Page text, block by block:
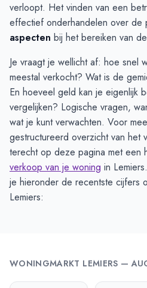
verloopt. Het vinden van een
effectief onderhandelen over de
aspecten bij het bereiken van
Je vraagt je wellicht af: hoe snel
meestal verkocht? Wat is de
En hoeveel geld kan je eigenlijk
vergelijken? Logische vragen,
wat je kunt verwachten. Voor
gestructureerd overzicht van het
terecht op deze pagina met een
verkoop van je woning in
je hieronder de recentste cijfers
Lemiers:
WONINGMARKT LEMIERS —